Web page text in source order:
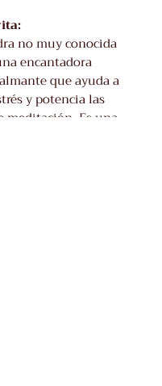
no muy conocida
encantadora
que ayuda a
y potencia las
meditación. Es una